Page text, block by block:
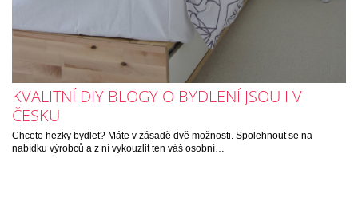
KVALITNÍ DIY BLOGY O BYDLENÍ JSOU I V
ČESKU
Chcete hezky bydlet? Máte v zásadě dvě možnosti. Spolehnout se na
nabídku výrobců a z ní vykouzlit ten váš osobní…